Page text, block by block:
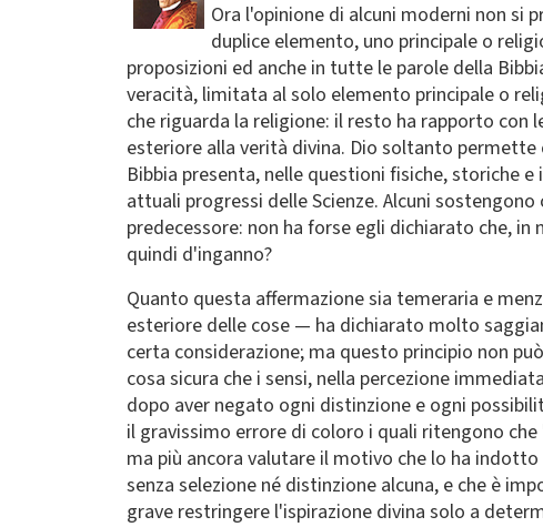
Ora l'opinione di alcuni moderni non si
duplice elemento, uno principale o
proposizioni ed anche in tutte le parole della
veracità, limitata al solo elemento principale o
che riguarda la religione: il resto ha rapporto con
esteriore alla verità divina. Dio soltanto permette
Bibbia presenta, nelle questioni fisiche, storiche
attuali progressi delle Scienze. Alcuni
predecessore: non ha forse egli dichiarato che,
quindi d'inganno?
Quanto questa affermazione sia temeraria e
esteriore delle cose — ha dichiarato molto
certa considerazione; ma questo principio non
cosa sicura che i sensi, nella percezione
dopo aver negato ogni distinzione e ogni
il gravissimo errore di coloro i quali ritengono
ma più ancora valutare il motivo che lo ha
senza selezione né distinzione alcuna, e che è
grave restringere l'ispirazione divina solo a